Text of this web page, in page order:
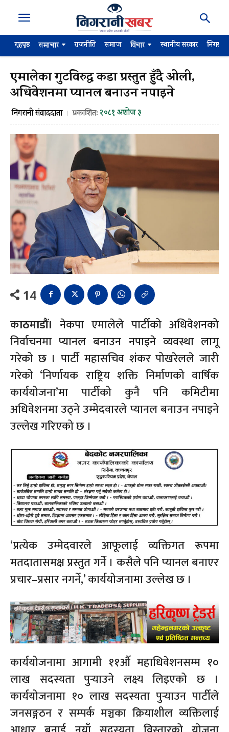
गृहपृष्ठ समाचार राजनीति समाज विचार स्थानीय सरकार
एमालेका गुटविरुद्ध कडा प्रस्तुत हुँदै ओली,
अधिवेशनमा प्यानल बनाउन नपाइने
निगरानी संवाददाता प्रकाशित:२०८१ अशोज ३
14
काठमाडौं। नेकपा एमालेले पार्टीको अधिवेशनको
निर्वाचनमा प्यानल बनाउन नपाइने व्यवस्था लागू
गरेको छ । पार्टी महासचिव शंकर पोखरेलले जारी
गरेको ‘निर्णायक राष्ट्रिय शक्ति निर्माणको वार्षिक
कार्ययोजना’मा पार्टीको कुनै पनि कमिटीमा
अधिवेशनमा उठ्ने उम्मेदवारले प्यानल बनाउन नपाइने
उल्लेख गरिएको छ ।
‘प्रत्येक उम्मेदवारले आफूलाई व्यक्तिगत रूपमा
मतदातासमक्ष प्रस्तुत गर्ने । कसैले पनि प्यानल बनाएर
प्रचार–प्रसार नगर्ने,’ कार्ययोजनामा उल्लेख छ ।
कार्ययोजनामा आगामी ११औँ महाधिवेशनसम्म १०
लाख सदस्यता पुर्‍याउने लक्ष्य लिइएको छ ।
कार्ययोजनामा १० लाख सदस्यता पुर्‍याउन पार्टीले
जनसङ्गठन र सम्पर्क मञ्चका क्रियाशील व्यक्तिलाई